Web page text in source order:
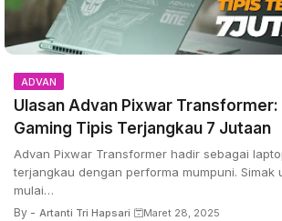
ADVAN
Ulasan Advan Pixwar
Gaming Tipis Terjangkau 7 Jutaan
Advan Pixwar Transformer hadir sebagai
terjangkau dengan performa mumpuni. Simak
mulai…
By - Artanti Tri Hapsari Maret 28, 2025